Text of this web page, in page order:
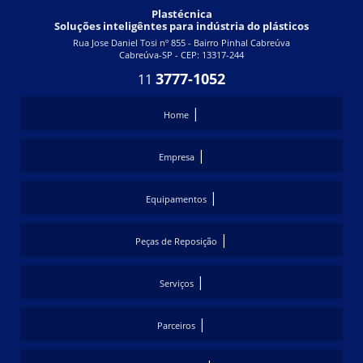
UNIDADE DE ÁGUA GELADA CHILLER
UNIDADE DE ÁGUA GELADA PARA INJETORAS
UNIDADE DE REFRIGERAÇÃO DE ÁGUA
Plastécnica
Soluções inteligêntes para indústria do plásticos
Rua Jose Daniel Tosi nº 855 - Bairro Pinhal Cabreúva
Cabreúva-SP - CEP: 13317-244
11 3777-1052
Home |
Empresa|
Equipamentos |
Peças de Reposição |
Serviços|
Parceiros |